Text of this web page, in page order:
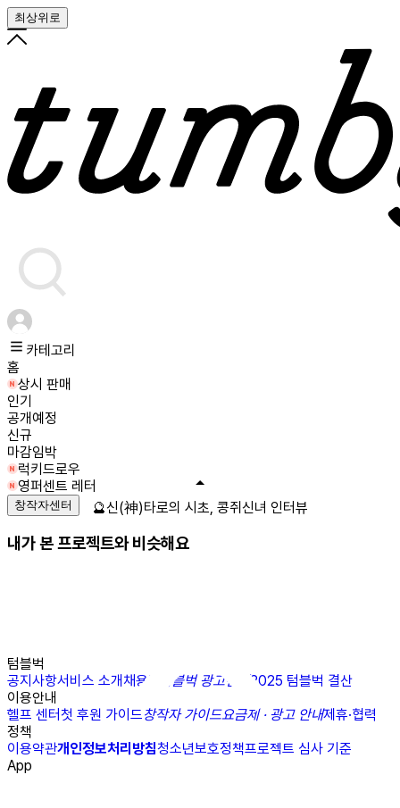
최상위로
카테고리
홈
상시 판매
인기
공개예정
신규
마감임박
럭키드로우
영퍼센트 레터
창작자센터
내가 본 프로젝트와 비슷해요
텀블벅
공지사항서비스 소개채용N 텀블벅 광고센터
2025 텀블벅 결산
이용안내
헬프 센터첫 후원 가이드창작자 가이드요금제 · 광고 안내제휴·협력
정책
이용약관개인정보처리방침청소년보호정책프로젝트 심사 기준
App
🔮신(神)타로의 시초, 콩쥐신녀 인터뷰